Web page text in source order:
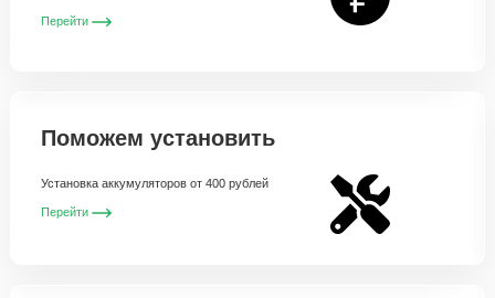
Перейти
Поможем установить
Установка аккумуляторов от 400 рублей
Перейти